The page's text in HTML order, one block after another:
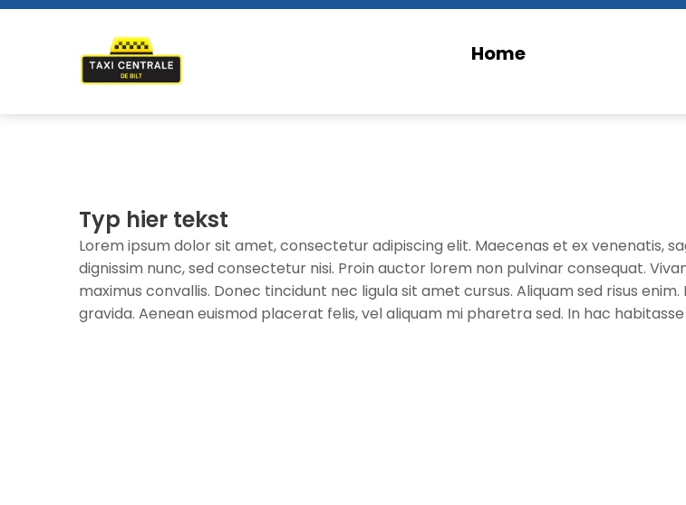
Home
Typ hier tekst
Lorem ipsum dolor sit amet, consectetur adipiscing elit. Maecenas et ex venenatis,
dignissim nunc, sed consectetur nisi. Proin auctor lorem non pulvinar consequat.
maximus convallis. Donec tincidunt nec ligula sit amet cursus. Aliquam sed risus
gravida. Aenean euismod placerat felis, vel aliquam mi pharetra sed. In hac